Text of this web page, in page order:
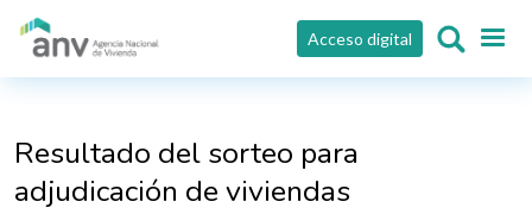
Pasar al contenido principal
Acceso digital
Resultado del sorteo para
adjudicación de viviendas